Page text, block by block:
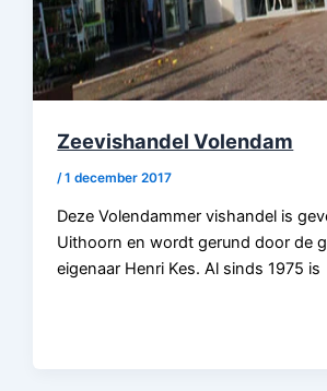
Zeevishandel Volendam
/1 december 2017
Deze Volendammer vishandel is
Uithoorn en wordt gerund door de
eigenaar Henri Kes. Al sinds 1975 is